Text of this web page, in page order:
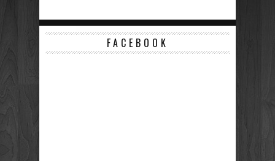
FACEBOOK